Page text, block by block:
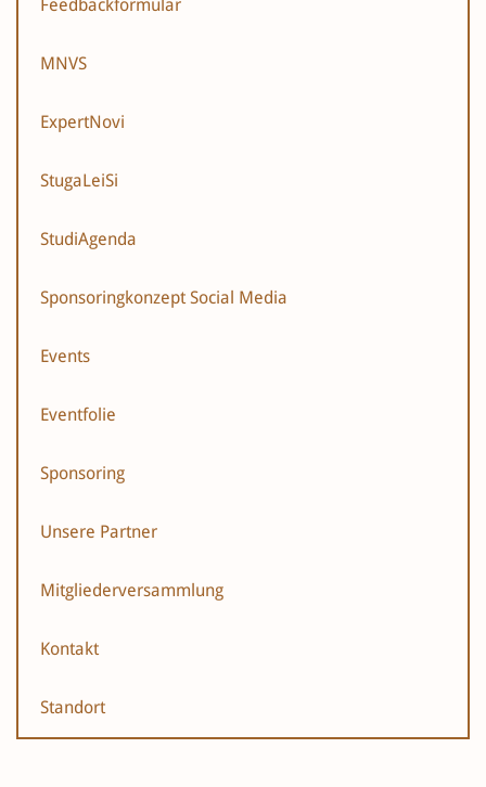
Feedbackformular
MNVS
ExpertNovi
StugaLeiSi
StudiAgenda
Sponsoringkonzept Social Media
Events
Eventfolie
Sponsoring
Unsere Partner
Mitgliederversammlung
Kontakt
Standort